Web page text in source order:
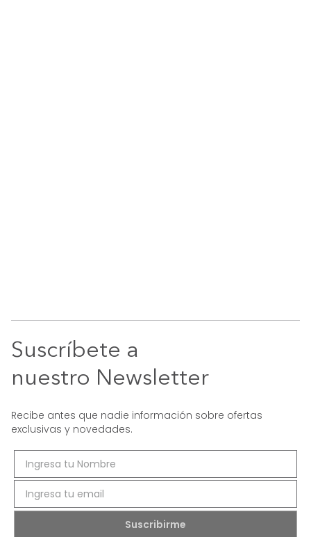
Suscríbete a
nuestro Newsletter
Recibe antes que nadie información sobre ofertas
exclusivas y novedades.